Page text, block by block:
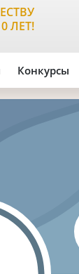
ЛЕТ!
Конкурсы